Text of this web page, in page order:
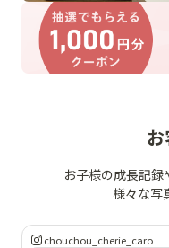
お子様の成長記
様々な写
chouchou_cherie_caro